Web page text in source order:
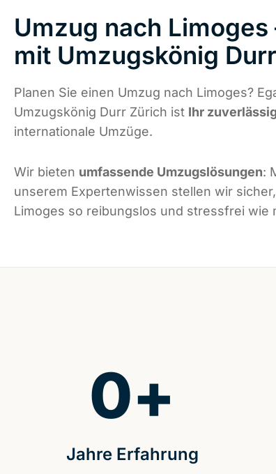
Umzug nach Limoges
mit Umzugskönig
Planen Sie einen Umzug nach Limoges?
Umzugskönig Durr Zürich ist Ihr
internationale Umzüge.
Wir bieten umfassende Umzugslösungen:
unserem Expertenwissen stellen wir
Limoges so reibungslos und stressfrei wie
Jahre Erfahrung
0+